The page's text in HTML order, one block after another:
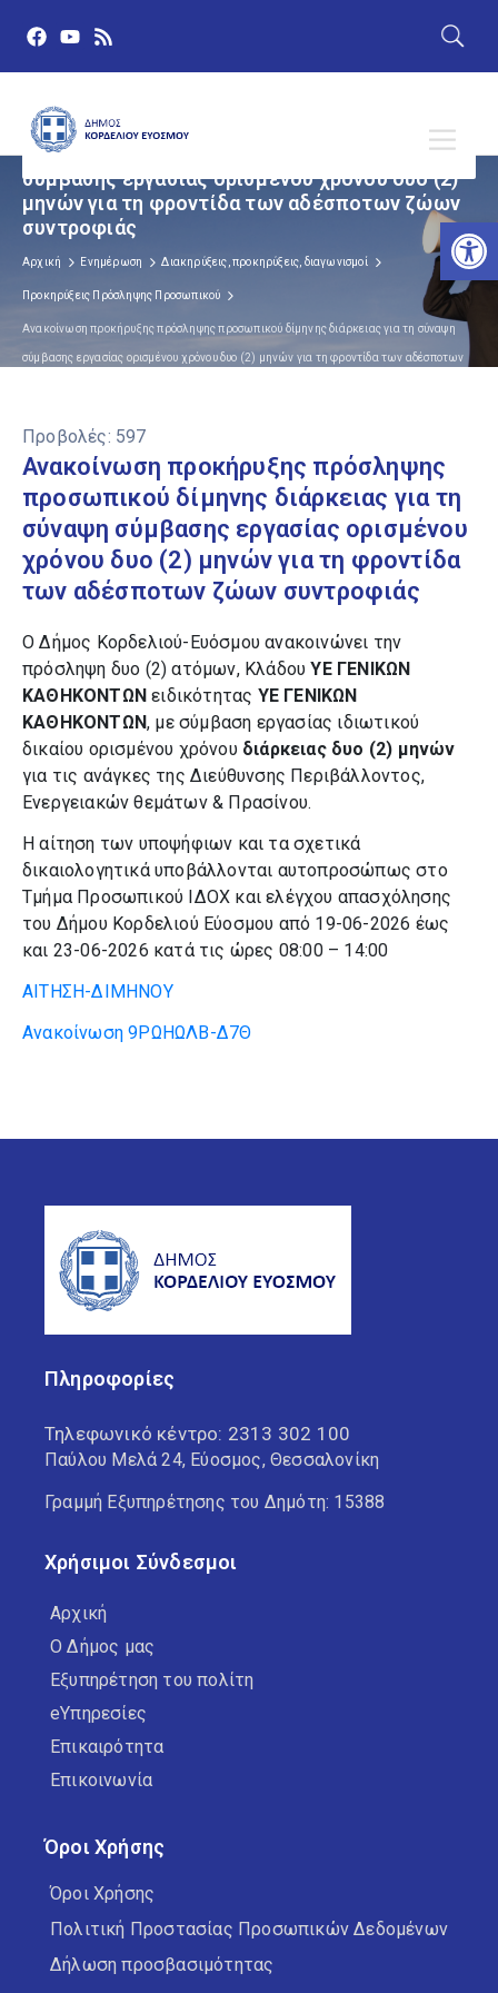
Ανακοίνωση προκήρυξης πρόσληψης
προσωπικού δίμηνης διάρκειας για τη σύναψη
σύμβασης εργασίας ορισμένου χρόνου δυο (2)
μηνών για τη φροντίδα των αδέσποτων ζώων
συντροφιάς
Αρχική Ενημέρωση Διακηρύξεις, προκηρύξεις, διαγωνισμοί
Προκηρύξεις Πρόσληψης Προσωπικού
Ανακοίνωση προκήρυξης πρόσληψης προσωπικού δίμηνης διάρκειας για τη σύναψη
σύμβασης εργασίας ορισμένου χρόνου δυο (2) μηνών για τη φροντίδα των αδέσποτων
Προβολές: 597
Ανακοίνωση προκήρυξης πρόσληψης
προσωπικού δίμηνης διάρκειας για τη
σύναψη σύμβασης εργασίας ορισμένου
χρόνου δυο (2) μηνών για τη φροντίδα
των αδέσποτων ζώων συντροφιάς
Ο Δήμος Κορδελιού-Ευόσμου ανακοινώνει την
πρόσληψη δυο (2) ατόμων, ΚλάδουΥΕ ΓΕΝΙΚΩΝ
ΚΑΘΗΚΟΝΤΩΝ ειδικότητας ΥΕ ΓΕΝΙΚΩΝ
ΚΑΘΗΚΟΝΤΩΝ, με σύμβαση εργασίας ιδιωτικού
δικαίου ορισμένου χρόνου διάρκειας δυο (2) μηνών
για τις ανάγκες της Διεύθυνσης Περιβάλλοντος,
Ενεργειακών θεμάτων & Πρασίνου.
Η αίτηση των υποψήφιων και τα σχετικά
δικαιολογητικά υποβάλλονται αυτοπροσώπως στο
Τμήμα Προσωπικού ΙΔΟΧ και ελέγχου απασχόλησης
του Δήμου Κορδελιού Εύοσμου από 19-06-2026 έως
και 23-06-2026 κατά τις ώρες 08:00 – 14:00
ΑΙΤΗΣΗ-ΔΙΜΗΝΟΥ
Ανακοίνωση 9ΡΩΗΩΛΒ-Δ7Θ
Πληροφορίες
Τηλεφωνικό κέντρο: 2313 302 100
Παύλου Μελά 24, Εύοσμος, Θεσσαλονίκη
Γραμμή Εξυπηρέτησης του Δημότη: 15388
Χρήσιμοι Σύνδεσμοι
Αρχική
Ο Δήμος μας
Εξυπηρέτηση του πολίτη
eΥπηρεσίες
Επικαιρότητα
Επικοινωνία
Όροι Χρήσης
Όροι Χρήσης
Πολιτική Προστασίας Προσωπικών Δεδομένων
Δήλωση προσβασιμότητας